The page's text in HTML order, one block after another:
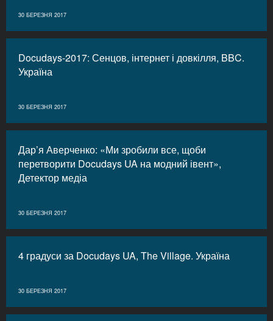
30 БЕРЕЗНЯ 2017
Docudays-2017: Сенцов, інтернет і довкілля, BBC.
Україна
30 БЕРЕЗНЯ 2017
Дар’я Аверченко: «Ми зробили все, щоби
перетворити Docudays UA на модний івент»,
Детектор медіа
30 БЕРЕЗНЯ 2017
4 градуси за Docudays UA, The Village. Україна
30 БЕРЕЗНЯ 2017